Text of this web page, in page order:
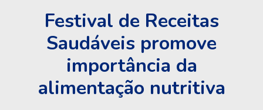
Festival de Receitas
Saudáveis promove
importância da
alimentação nutritiva